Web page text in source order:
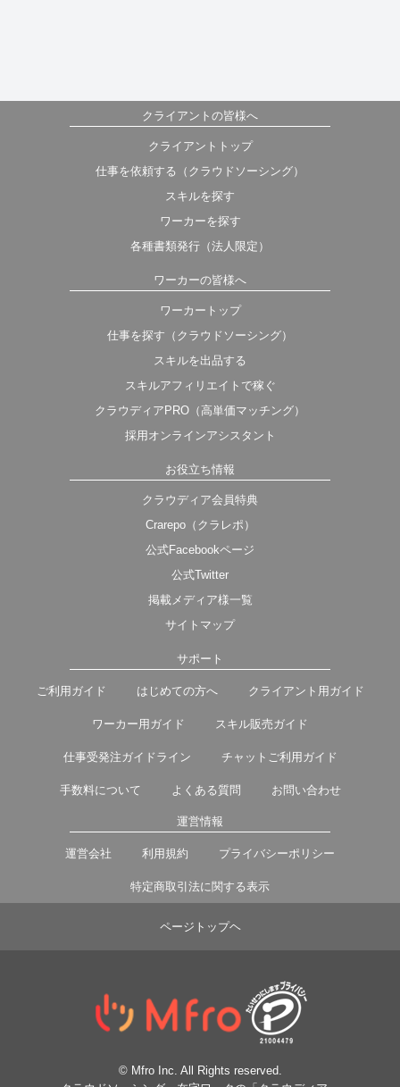
クライアントの皆様へ
クライアントトップ
仕事を依頼する（クラウドソーシング）
スキルを探す
ワーカーを探す
各種書類発行（法人限定）
ワーカーの皆様へ
ワーカートップ
仕事を探す（クラウドソーシング）
スキルを出品する
スキルアフィリエイトで稼ぐ
クラウディアPRO（高単価マッチング）
採用オンラインアシスタント
お役立ち情報
クラウディア会員特典
Crarepo（クラレポ）
公式Facebookページ
公式Twitter
掲載メディア様一覧
サイトマップ
サポート
ご利用ガイド はじめての方へ クライアント用ガイド
ワーカー用ガイド スキル販売ガイド
仕事受発注ガイドライン チャットご利用ガイド
手数料について よくある質問 お問い合わせ
運営情報
運営会社 利用規約 プライバシーポリシー
特定商取引法に関する表示
ページトップヘ
© Mfro Inc. All Rights reserved.